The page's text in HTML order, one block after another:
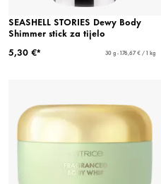
SEASHELL STORIES Dewy Body
Shimmer stick za tijelo
5,30 €*
30 g - 176,67 € / 1 kg